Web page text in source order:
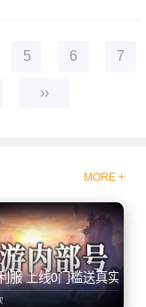
5 6 7
››
MORE +
戏
服 上线0门槛送真实充